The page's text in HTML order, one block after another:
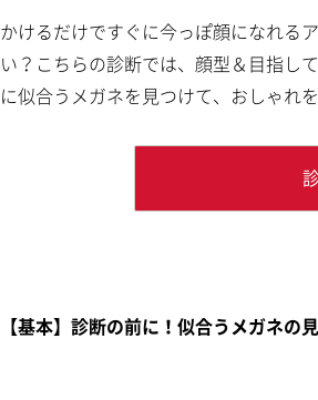
かけるだけですぐに今っぽ顔になれる
い？こちらの診断では、顔型＆目指し
に似合うメガネを見つけて、おしゃれ
【基本】診断の前に！似合うメガネの